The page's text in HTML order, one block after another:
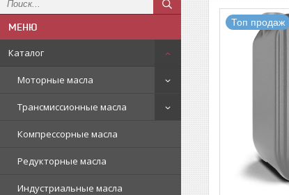
Каталог
Моторные масла
Трансмиссионные масла
Компрессорные масла
Редукторные масла
Индустриальные масла
Топ продаж